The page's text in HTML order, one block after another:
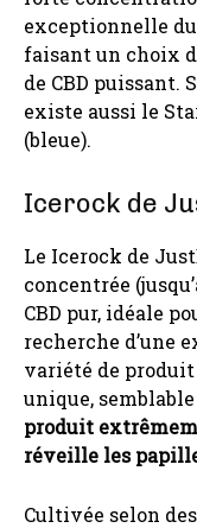
exceptionnelle du
faisant un choix
de CBD puissant.
existe aussi le
(bleue).
Icerock de
Le Icerock de
concentrée
CBD pur, idéale
recherche d’une
variété de
unique, semblable
produit
réveille les
Cultivée selon